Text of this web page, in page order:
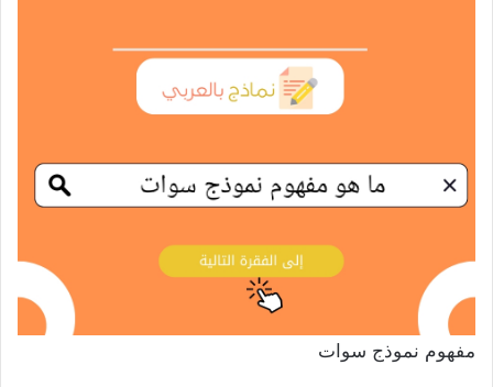
مفهوم نموذج سوات